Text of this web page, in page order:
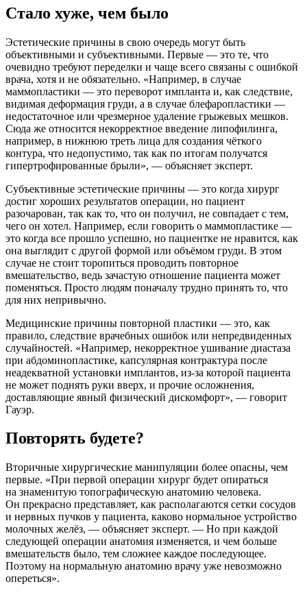
Стало хуже, чем было
Эстетические причины в свою очередь могут быть
объективными и субъективными. Первые — это те, что
очевидно требуют переделки и чаще всего связаны с ошибкой
врача, хотя и не обязательно. «Например, в случае
маммопластики — это переворот импланта и, как следствие,
видимая деформация груди, а в случае блефаропластики —
недостаточное или чрезмерное удаление грыжевых мешков.
Сюда же относится некорректное введение липофилинга,
например, в нижнюю треть лица для создания чёткого
контура, что недопустимо, так как по итогам получатся
гипертрофированные брыли», — объясняет эксперт.
Субъективные эстетические причины — это когда хирург
достиг хороших результатов операции, но пациент
разочарован, так как то, что он получил, не совпадает с тем,
чего он хотел. Например, если говорить о маммопластике —
это когда все прошло успешно, но пациентке не нравится, как
она выглядит с другой формой или объёмом груди. В этом
случае не стоит торопиться проводить повторное
вмешательство, ведь зачастую отношение пациента может
поменяться. Просто людям поначалу трудно принять то, что
для них непривычно.
Медицинские причины повторной пластики — это, как
правило, следствие врачебных ошибок или непредвиденных
случайностей. «Например, некорректное ушивание диастаза
при абдоминопластике, капсулярная контрактура после
неадекватной установки имплантов, из-за которой пациента
не может поднять руки вверх, и прочие осложнения,
доставляющие явный физический дискомфорт», — говорит
Гауэр.
Повторять будете?
Вторичные хирургические манипуляции более опасны, чем
первые. «При первой операции хирург будет опираться
на знаменитую топографическую анатомию человека.
Он прекрасно представляет, как располагаются сетки сосудов
и нервных пучков у пациента, каково нормальное устройство
молочных желёз, — объясняет эксперт. — Но при каждой
следующей операции анатомия изменяется, и чем больше
вмешательств было, тем сложнее каждое последующее.
Поэтому на нормальную анатомию врачу уже невозможно
опереться».